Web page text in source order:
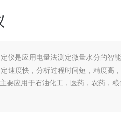
仪是应用电量法测定微量水分的智
速度快，分析过程时间短，精度高
要应用于石油化工，医药，农药，